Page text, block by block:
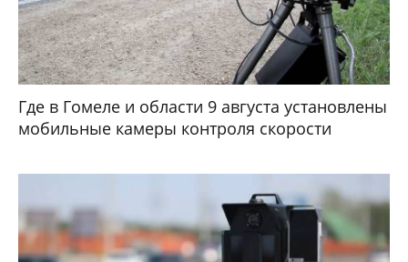
Где в Гомеле и области 9 августа установлены
мобильные камеры контроля скорости